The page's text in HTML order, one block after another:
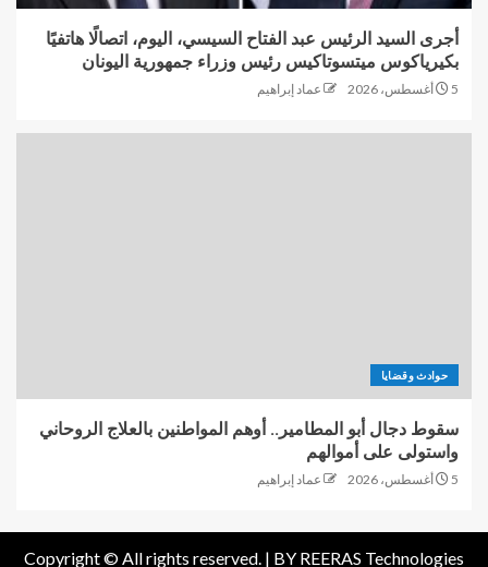
أجرى السيد الرئيس عبد الفتاح السيسي، اليوم، اتصالًا هاتفيًا
بكيرياكوس ميتسوتاكيس رئيس وزراء جمهورية اليونان
5 أغسطس، 2026 عماد إبراهيم
حوادث وقضايا
سقوط دجال أبو المطامير.. أوهم المواطنين بالعلاج الروحاني
واستولى على أموالهم
5 أغسطس، 2026 عماد إبراهيم
Copyright © All rights reserved. | BY REERAS Technologies